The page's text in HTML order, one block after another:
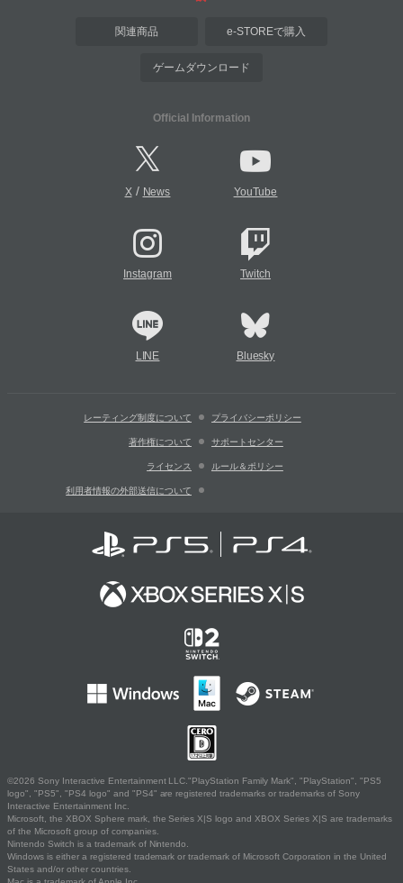
関連商品 e-STOREで購入
ゲームダウンロード
Official Information
X/ News YouTube
Instagram Twitch
LINE Bluesky
レーティング制度について プライバシーポリシー
著作権について サポートセンター
ライセンス ルール＆ポリシー
利用者情報の外部送信について
©2026 Sony Interactive Entertainment LLC."PlayStation Family Mark", "PlayStation", "PS5
logo", "PS5", "PS4 logo" and "PS4" are registered trademarks or trademarks of Sony
Interactive Entertainment Inc.
Microsoft, the XBOX Sphere mark, the Series X|S logo and XBOX Series X|S are trademarks
of the Microsoft group of companies.
Nintendo Switch is a trademark of Nintendo.
Windows is either a registered trademark or trademark of Microsoft Corporation in the United
States and/or other countries.